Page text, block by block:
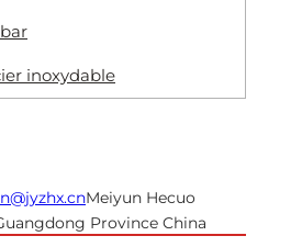
inoxydable
Meiyun Hecuo
Province China